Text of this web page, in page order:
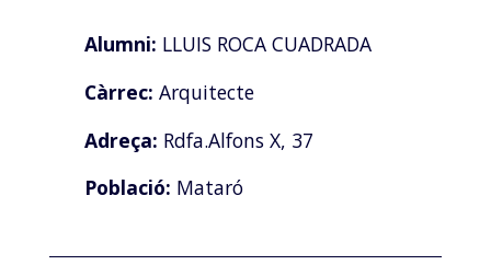
Alumni: LLUIS ROCA CUADRADA
Càrrec: Arquitecte
Adreça: Rdfa.Alfons X, 37
Població: Mataró